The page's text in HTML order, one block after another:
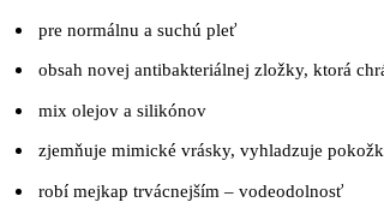
pre normálnu a suchú pleť
obsah novej antibakteriálnej zložky, ktorá
mix olejov a silikónov
zjemňuje mimické vrásky, vyhladzuje
robí mejkap trvácnejším – vodeodolnosť